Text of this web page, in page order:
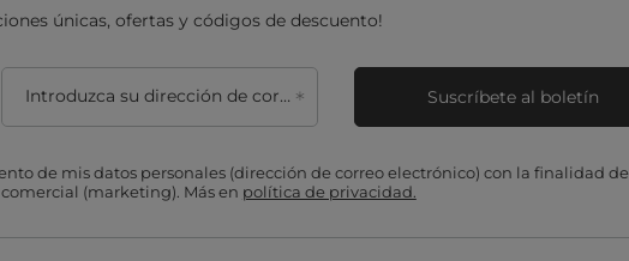
únicas, ofertas y códigos de descuento!
Introduzca su dirección de correo electrónico
de mis datos personales (dirección de correo electrónico) con la finalidad de
(marketing). Más en política de privacidad.
Suscríbete al boletín